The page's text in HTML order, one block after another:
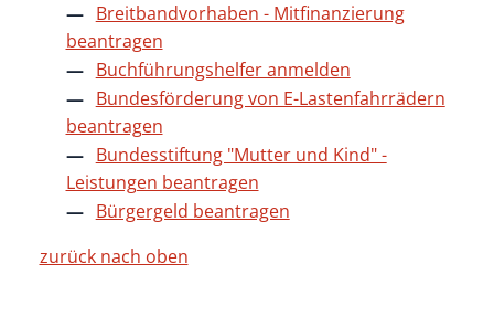
Breitbandvorhaben - Mitfinanzierung
beantragen
Buchführungshelfer anmelden
Bundesförderung von E-Lastenfahrrädern
beantragen
Bundesstiftung "Mutter und Kind" -
Leistungen beantragen
Bürgergeld beantragen
zurück nach oben